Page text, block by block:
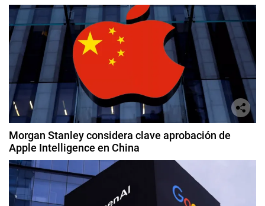
Morgan Stanley considera clave aprobación de
Apple Intelligence en China